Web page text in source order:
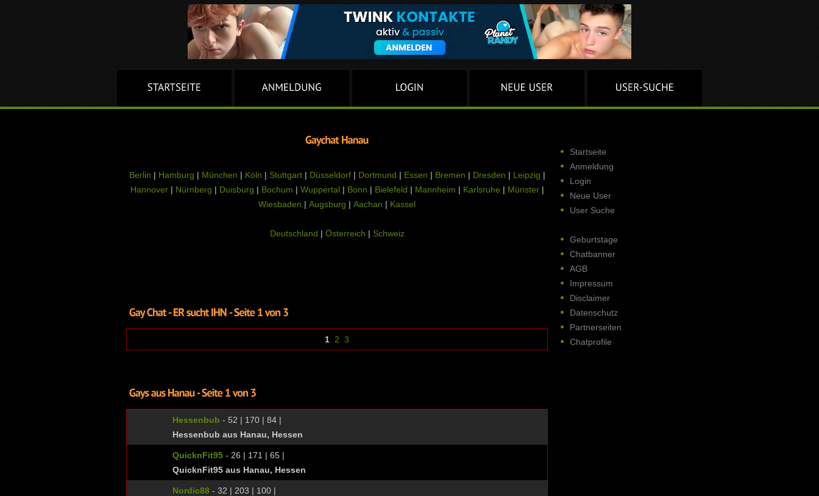
Berlin | Hamburg | München | Köln | Stuttgart| Düsseldorf| Dortmund | Essen | Bremen | Dresden | Leipzig |
Hannover| Nürnberg | Duisburg | Bochum | Wuppertal | Bonn | Bielefeld | Mannheim | Karlsruhe | Münster|
Wiesbaden |Augsburg |Aachan | Kassel
Deutschland | Österreich | Schweiz
1 2 3
Hessenbub - 52 | 170 | 84 |
Hessenbub aus Hanau, Hessen
QuicknFit95 - 26 | 171 | 65 |
QuicknFit95 aus Hanau, Hessen
Nordic88 - 32 | 203 | 100 |
Startseite
Anmeldung
Login
Neue User
User Suche
Geburtstage
Chatbanner
AGB
Impressum
Disclaimer
Datenschutz
Partnerseiten
Chatprofile